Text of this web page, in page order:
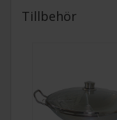
Tillbehör